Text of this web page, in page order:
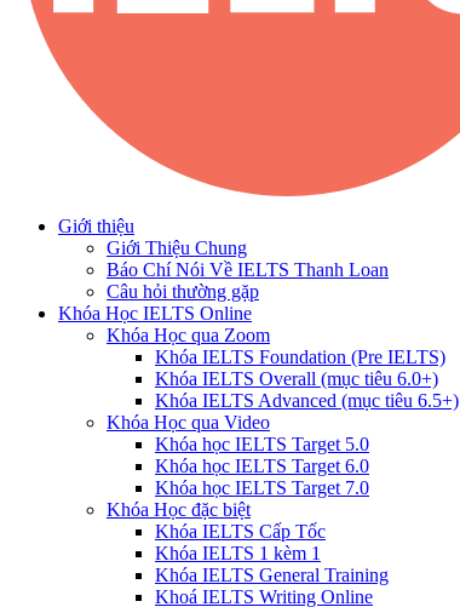
Giới thiệu
Giới Thiệu Chung
Báo Chí Nói Về IELTS Thanh Loan
Câu hỏi thường gặp
Khóa Học IELTS Online
Khóa Học qua Zoom
Khóa IELTS Foundation (Pre IELTS)
Khóa IELTS Overall (mục tiêu 6.0+)
Khóa IELTS Advanced (mục tiêu 6.5+)
Khóa Học qua Video
Khóa học IELTS Target 5.0
Khóa học IELTS Target 6.0
Khóa học IELTS Target 7.0
Khóa Học đặc biệt
Khóa IELTS Cấp Tốc
Khóa IELTS 1 kèm 1
Khóa IELTS General Training
Khoá IELTS Writing Online